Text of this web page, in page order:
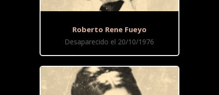
Roberto Rene Fueyo
Desaparecido el 20/10/1976